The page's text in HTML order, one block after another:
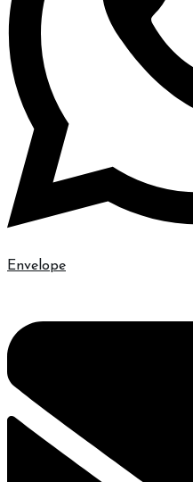
Envelope